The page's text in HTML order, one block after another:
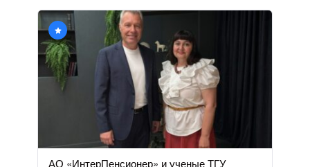
АО «ИнтерПенсионер» и ученые ТГУ